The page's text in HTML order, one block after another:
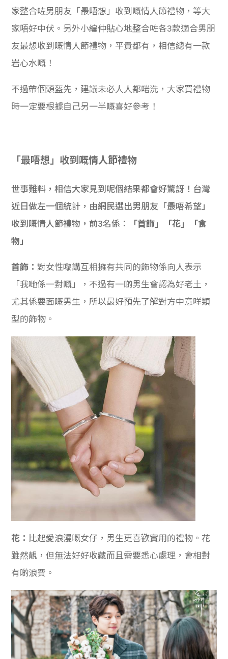
家整合咗男朋友「最唔想」收到嘅情人節禮物，等大
家唔好中伏。另外小編仲貼心地整合咗各3款適合男朋
友最想收到嘅情人節禮物，平貴都有，相信總有一款
岩心水嘅！
不過帶個頭盔先，建議未必人人都啱洗，大家買禮物
時一定要根據自己另一半嘅喜好參考！
「最唔想」收到嘅情人節禮物
世事難料，相信大家見到呢個結果都會好驚訝！台灣
近日做左一個統計，由網民選出男朋友「最唔希望」
收到嘅情人節禮物，前3名係：
「首飾」「花」「食
物」
首飾：對女性嚟講互相擁有共同的飾物係向人表示
「我哋係一對嘅」，不過有一啲男生會認為好老土，
尤其係要面嘅男生，所以最好預先了解對方中意咩類
型的飾物。
花： 比起愛浪漫嘅女仔，男生更喜歡實用的禮物。花
雖然靚，但無法好好收藏而且需要悉心處理，會相對
有啲浪費。